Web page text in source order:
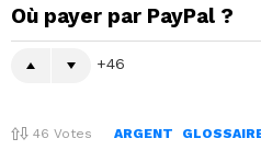
Où payer par PayPal ?
46
46 Votes ARGENT